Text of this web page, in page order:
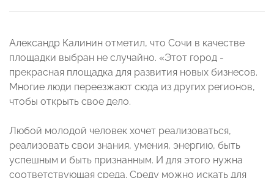
Александр Калинин отметил, что Сочи в качестве
площадки выбран не случайно. «Этот город -
прекрасная площадка для развития новых бизнесов.
Многие люди переезжают сюда из других регионов,
чтобы открыть свое дело.
Любой молодой человек хочет реализоваться,
реализовать свои знания, умения, энергию, быть
успешным и быть признанным. И для этого нужна
соответствующая среда. Среду можно искать для